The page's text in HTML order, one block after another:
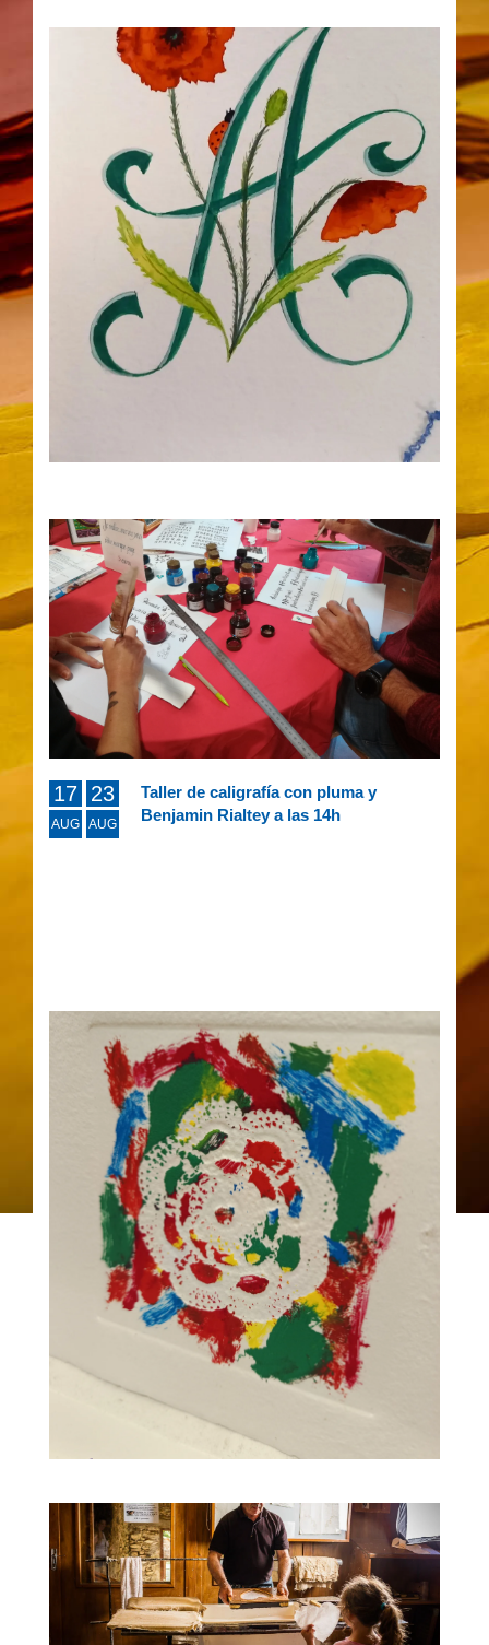
Taller de trazos, impresión
monotipo, 14:30 h.
AUG AUG
con Benjamin Rialtey a las 10 am
17
AUG
23
AUG
Taller de caligrafía con pluma y
Benjamin Rialtey a las 14h
19
AUG
Taller de trazos, impresión
monotipo, 14:30 h.